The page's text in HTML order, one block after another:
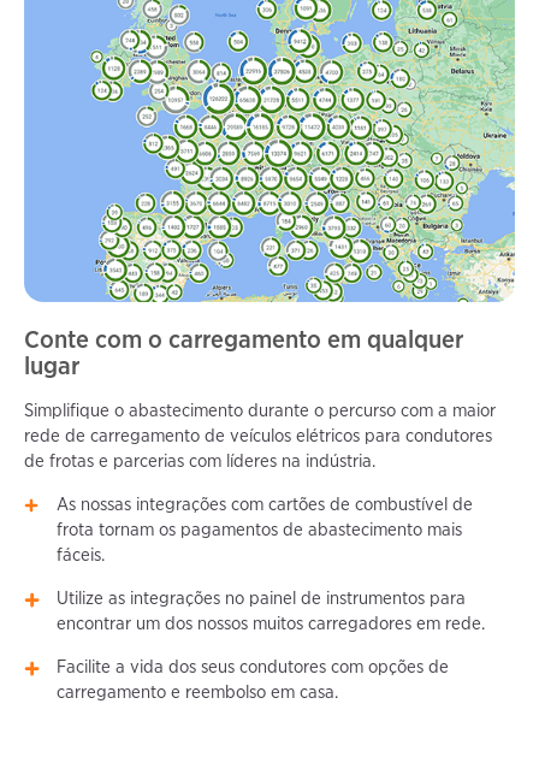
Conte com o carregamento em qualquer
lugar
Simplifique o abastecimento durante o percurso com a maior
rede de carregamento de veículos elétricos para condutores
de frotas e parcerias com líderes na indústria.
As nossas integrações com cartões de combustível de
frota tornam os pagamentos de abastecimento mais
fáceis.
Utilize as integrações no painel de instrumentos para
encontrar um dos nossos muitos carregadores em rede.
Facilite a vida dos seus condutores com opções de
carregamento e reembolso em casa.